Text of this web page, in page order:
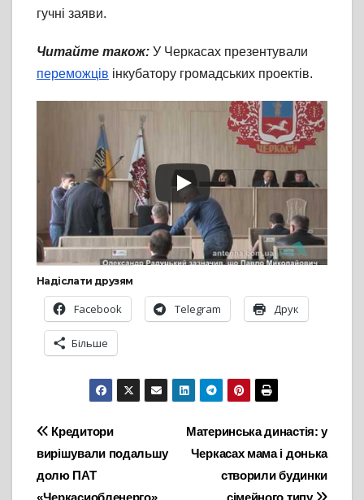
гучні заяви.
Читайте також: У Черкасах презентували
переможців інкубатору громадських проектів.
Надіслати друзям
Facebook Telegram Друк
Більше
Навігація
записів
Материнська династія: у
Черкасах мама і донька
створили будинки
Кредитори
вирішували подальшу
долю ПАТ